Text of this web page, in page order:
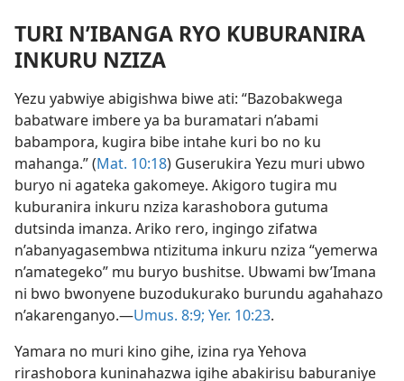
TURI N’IBANGA RYO KUBURANIRA
INKURU NZIZA
Yezu yabwiye abigishwa biwe ati: “Bazobakwega
babatware imbere ya ba buramatari n’abami
babampora, kugira bibe intahe kuri bo no ku
mahanga.” (Mat. 10:18) Guserukira Yezu muri ubwo
buryo ni agateka gakomeye. Akigoro tugira mu
kuburanira inkuru nziza karashobora gutuma
dutsinda imanza. Ariko rero, ingingo zifatwa
n’abanyagasembwa ntizituma inkuru nziza “yemerwa
n’amategeko” mu buryo bushitse. Ubwami bw’Imana
ni bwo bwonyene buzodukurako burundu agahahazo
n’akarenganyo.​—Umus. 8:9; Yer. 10:23.
Yamara no muri kino gihe, izina rya Yehova
rirashobora kuninahazwa igihe abakirisu baburaniye